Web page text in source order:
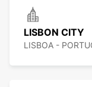
LISBON CITY
LISBOA -